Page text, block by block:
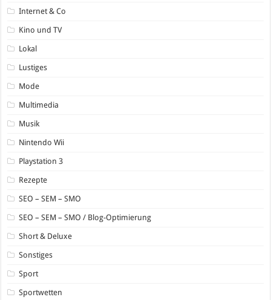
Internet & Co
Kino und TV
Lokal
Lustiges
Mode
Multimedia
Musik
Nintendo Wii
Playstation 3
Rezepte
SEO – SEM – SMO
SEO – SEM – SMO / Blog-Optimierung
Short & Deluxe
Sonstiges
Sport
Sportwetten